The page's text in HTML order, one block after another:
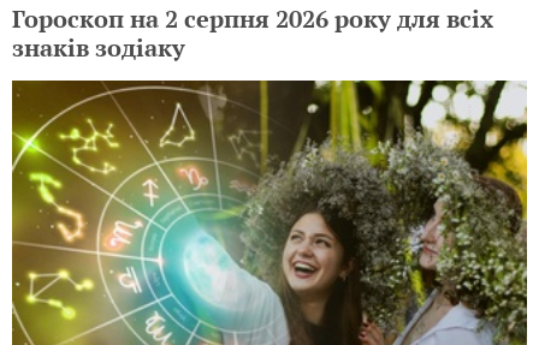
Гороскоп на 2 серпня 2026 року для всіх
знаків зодіаку